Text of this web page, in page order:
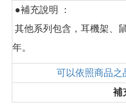
●補充說明 ：
其他系列包含，耳機架、
年。
可以依照商品之
補